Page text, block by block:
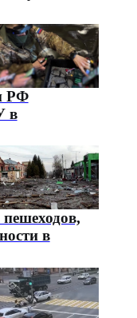
РФ
в
пешеходов,
в